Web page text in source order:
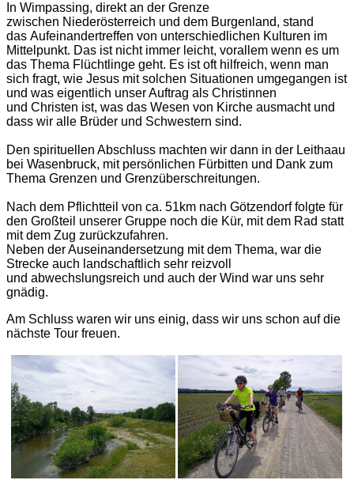
In Wimpassing, direkt an der Grenze
zwischen Niederösterreich und dem Burgenland, stand
das Aufeinandertreffen von unterschiedlichen Kulturen im
Mittelpunkt. Das ist nicht immer leicht, vorallem wenn es um
das Thema Flüchtlinge geht. Es ist oft hilfreich, wenn man
sich fragt, wie Jesus mit solchen Situationen umgegangen ist
und was eigentlich unser Auftrag als Christinnen
und Christen ist, was das Wesen von Kirche ausmacht und
dass wir alle Brüder und Schwestern sind.
Den spirituellen Abschluss machten wir dann in der Leithaau
bei Wasenbruck, mit persönlichen Fürbitten und Dank zum
Thema Grenzen und Grenzüberschreitungen.
Nach dem Pflichtteil von ca. 51km nach Götzendorf folgte für
den Großteil unserer Gruppe noch die Kür, mit dem Rad statt
mit dem Zug zurückzufahren.
Neben der Auseinandersetzung mit dem Thema, war die
Strecke auch landschaftlich sehr reizvoll
und abwechslungsreich und auch der Wind war uns sehr
gnädig.
Am Schluss waren wir uns einig, dass wir uns schon auf die
nächste Tour freuen.